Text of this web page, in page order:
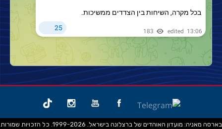
בארסה מאניה: מועדון האוהדים של ברצלונה בישראל. 1999-2026. כל הזכויות שמורות